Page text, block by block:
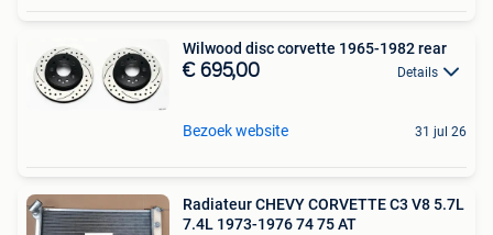
Wilwood disc corvette 1965-1982 rear
€ 695,00 Details
Bezoek website 31 jul 26
Radiateur CHEVY CORVETTE C3 V8 5.7L
7.4L 1973-1976 74 75 AT